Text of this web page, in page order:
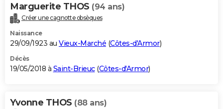
Marguerite THOS (94 ans)
Créer une cagnotte obsèques
Naissance
29/09/1923 au Vieux-Marché (Côtes-d'Armor)
Décès
19/05/2018 à Saint-Brieuc(Côtes-d'Armor)
Yvonne THOS (88 ans)